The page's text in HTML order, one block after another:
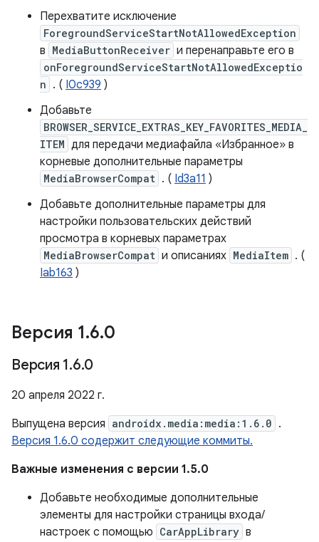
Перехватите исключение
ForegroundServiceStartNotAllowedException
в MediaButtonReceiver и перенаправьте его в
onForegroundServiceStartNotAllowedExceptio
n . ( I0c939 )
Добавьте
BROWSER_SERVICE_EXTRAS_KEY_FAVORITES_MEDIA_
ITEM для передачи медиафайла «Избранное» в
корневые дополнительные параметры
MediaBrowserCompat . ( Id3a11 )
Добавьте дополнительные параметры для
настройки пользовательских действий
просмотра в корневых параметрах
MediaBrowserCompat и описаниях MediaItem . (
Iab163 )
Версия 1.6.0
Версия 1.6.0
20 апреля 2022 г.
Выпущена версия androidx.media:media:1.6.0 .
Версия 1.6.0 содержит следующие коммиты.
Важные изменения с версии 1.5.0
Добавьте необходимые дополнительные
элементы для настройки страницы входа/
настроек с помощью CarAppLibrary в